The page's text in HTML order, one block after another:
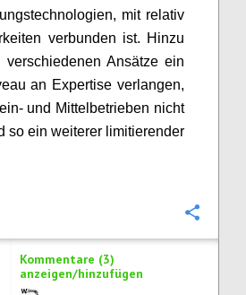
mit relativ
verbunden ist. Hinzu
verschiedenen Ansätze ein
an Expertise verlangen,
und Mittelbetrieben nicht
so ein weiterer limitierender
Kommentare (3)
anzeigen/hinzufügen